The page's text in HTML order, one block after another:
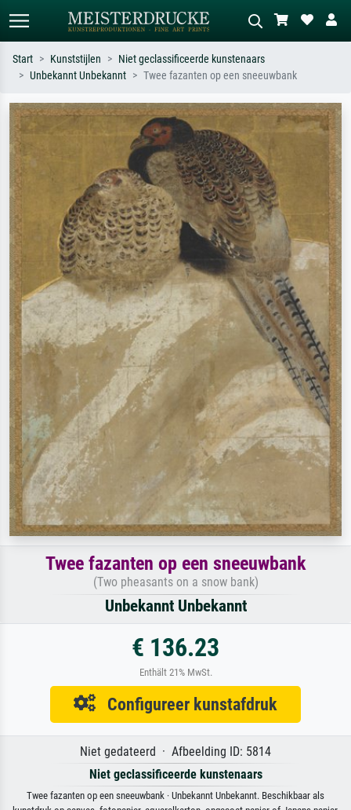
Zoek op kunstenaar, titel of stijl – bijv.
Monet, Sterrennacht, impressionisme,
Hokusai-golf, naakt.
Beschrijf de scène – bijv. groene
weide, abstract met veel rood, donker
olieverfschilderij, staand naakt naast
een boom.
Start Kunststijlen
Niet geclassificeerde kunstenaars
Unbekannt Unbekannt
Twee fazanten op een sneeuwbank
Twee fazanten op een sneeuwbank
(Two pheasants on a snow bank)
Unbekannt Unbekannt
€ 136.23
Enthält 21% MwSt.
Configureer kunstafdruk
Niet gedateerd · Afbeelding ID: 5814
Niet geclassificeerde kunstenaars
Twee fazanten op een sneeuwbank · Unbekannt Unbekannt. Beschikbaar als